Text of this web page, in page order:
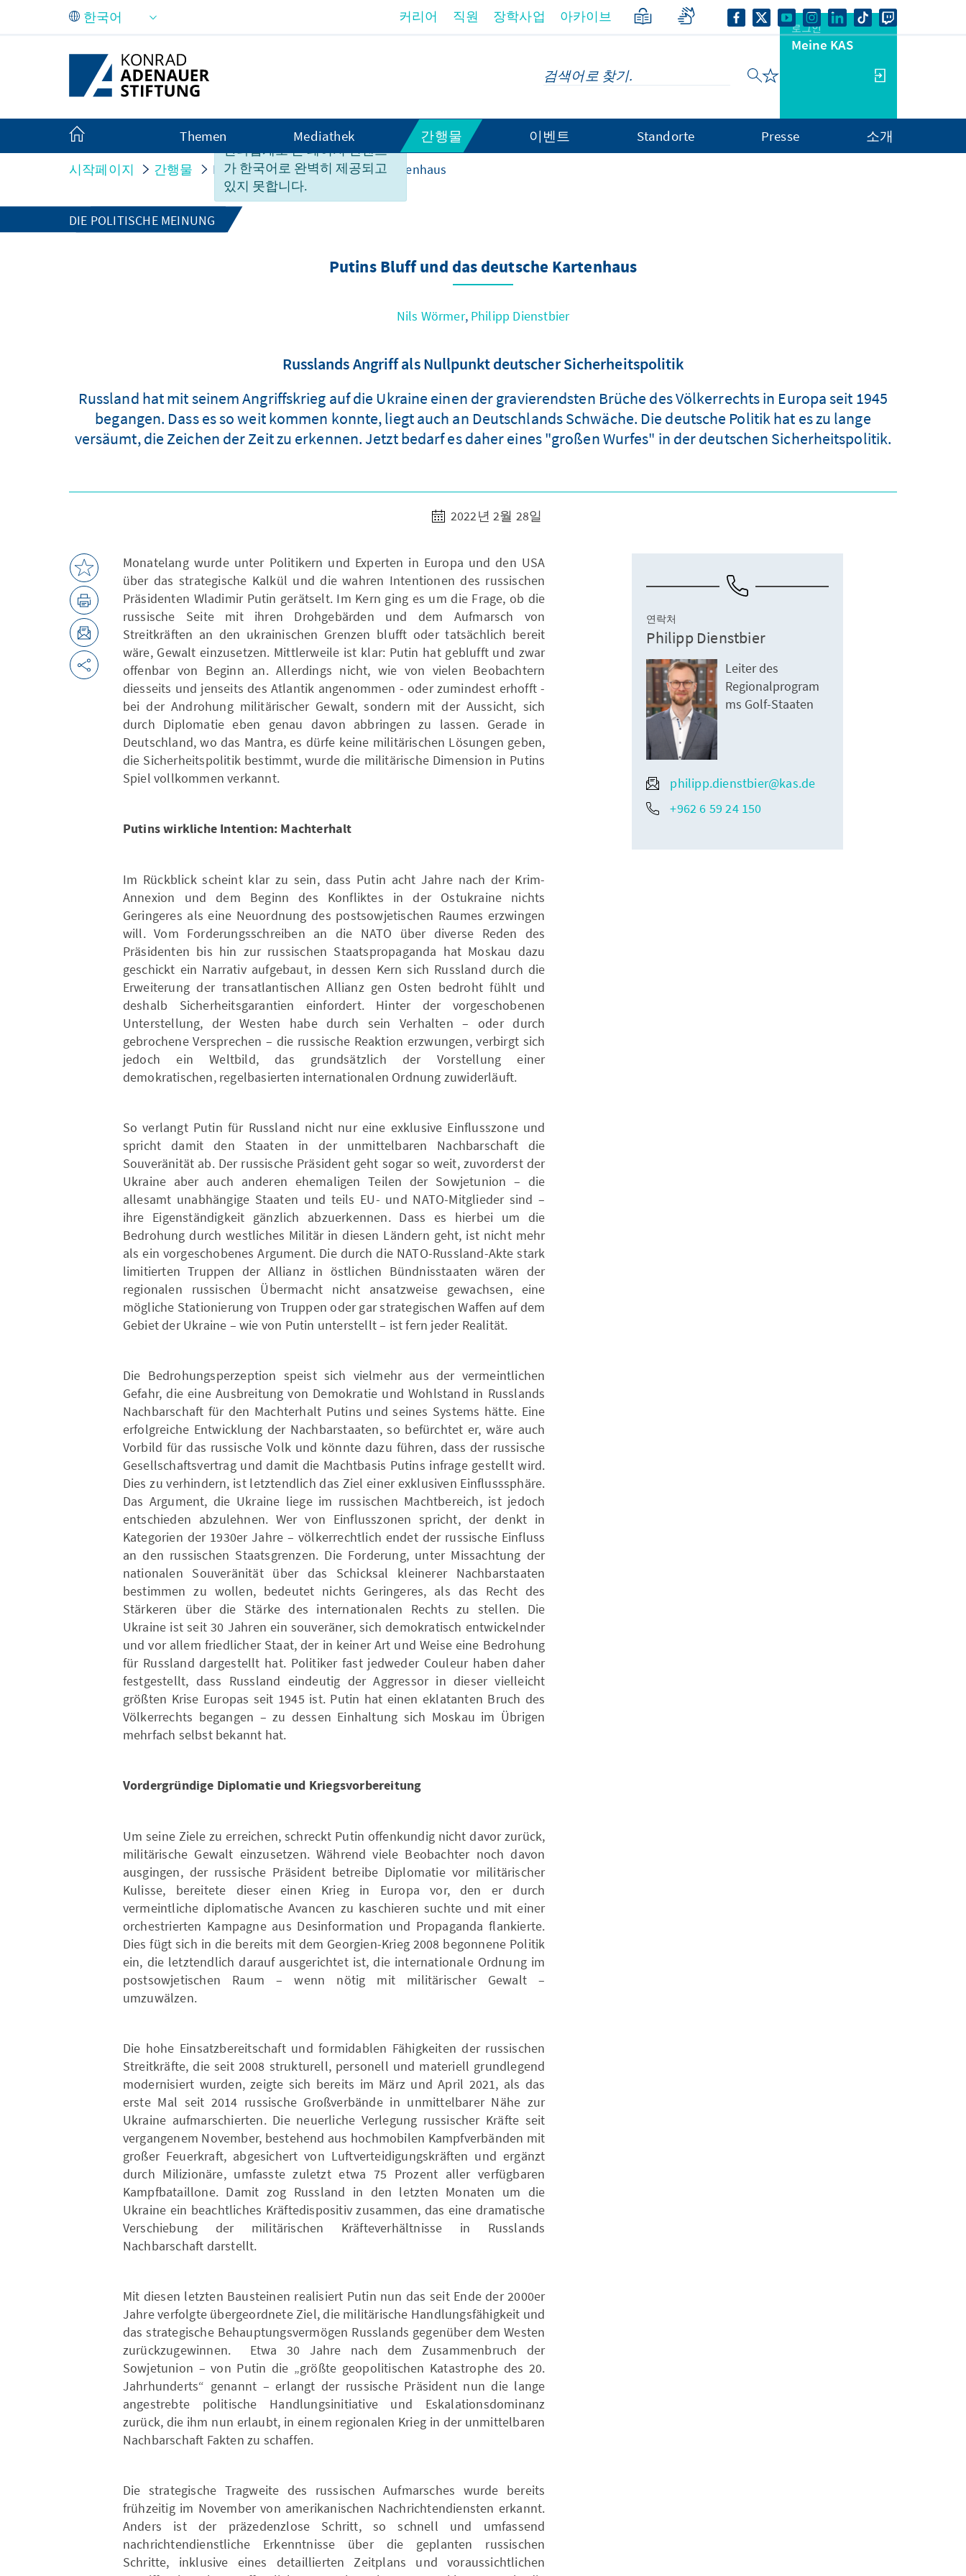
Skip to Main Content
안타깝게도 본 페이지 컨텐츠
가 한국어로 완벽히 제공되고
있지 못합니다.
커리어 직원 장학사업 아카이브
로그인
Meine KAS
Themen Mediathek 간행물 이벤트 Standorte Presse 소개
시작페이지 간행물 Putins Bluff und das deutsche Kartenhaus
DIE POLITISCHE MEINUNG
Putins Bluff und das deutsche Kartenhaus
Nils Wörmer, Philipp Dienstbier
Russlands Angriff als Nullpunkt deutscher Sicherheitspolitik
Russland hat mit seinem Angriffskrieg auf die Ukraine einen der gravierendsten Brüche des Völkerrechts in Europa seit 1945
begangen. Dass es so weit kommen konnte, liegt auch an Deutschlands Schwäche. Die deutsche Politik hat es zu lange
versäumt, die Zeichen der Zeit zu erkennen. Jetzt bedarf es daher eines "großen Wurfes" in der deutschen Sicherheitspolitik.
2022년 2월 28일
Monatelang wurde unter Politikern und Experten in Europa und den USA
über das strategische Kalkül und die wahren Intentionen des russischen
Präsidenten Wladimir Putin gerätselt. Im Kern ging es um die Frage, ob die
russische Seite mit ihren Drohgebärden und dem Aufmarsch von
Streitkräften an den ukrainischen Grenzen blufft oder tatsächlich bereit
wäre, Gewalt einzusetzen. Mittlerweile ist klar: Putin hat geblufft und zwar
offenbar von Beginn an. Allerdings nicht, wie von vielen Beobachtern
diesseits und jenseits des Atlantik angenommen - oder zumindest erhofft -
bei der Androhung militärischer Gewalt, sondern mit der Aussicht, sich
durch Diplomatie eben genau davon abbringen zu lassen. Gerade in
Deutschland, wo das Mantra, es dürfe keine militärischen Lösungen geben,
die Sicherheitspolitik bestimmt, wurde die militärische Dimension in Putins
Spiel vollkommen verkannt.
Putins wirkliche Intention: Machterhalt
Im Rückblick scheint klar zu sein, dass Putin acht Jahre nach der Krim-
Annexion und dem Beginn des Konfliktes in der Ostukraine nichts
Geringeres als eine Neuordnung des postsowjetischen Raumes erzwingen
will. Vom Forderungsschreiben an die NATO über diverse Reden des
Präsidenten bis hin zur russischen Staatspropaganda hat Moskau dazu
geschickt ein Narrativ aufgebaut, in dessen Kern sich Russland durch die
Erweiterung der transatlantischen Allianz gen Osten bedroht fühlt und
deshalb Sicherheitsgarantien einfordert. Hinter der vorgeschobenen
Unterstellung, der Westen habe durch sein Verhalten – oder durch
gebrochene Versprechen – die russische Reaktion erzwungen, verbirgt sich
jedoch ein Weltbild, das grundsätzlich der Vorstellung einer
demokratischen, regelbasierten internationalen Ordnung zuwiderläuft.
So verlangt Putin für Russland nicht nur eine exklusive Einflusszone und
spricht damit den Staaten in der unmittelbaren Nachbarschaft die
Souveränität ab. Der russische Präsident geht sogar so weit, zuvorderst der
Ukraine aber auch anderen ehemaligen Teilen der Sowjetunion – die
allesamt unabhängige Staaten und teils EU- und NATO-Mitglieder sind –
ihre Eigenständigkeit gänzlich abzuerkennen. Dass es hierbei um die
Bedrohung durch westliches Militär in diesen Ländern geht, ist nicht mehr
als ein vorgeschobenes Argument. Die durch die NATO-Russland-Akte stark
limitierten Truppen der Allianz in östlichen Bündnisstaaten wären der
regionalen russischen Übermacht nicht ansatzweise gewachsen, eine
mögliche Stationierung von Truppen oder gar strategischen Waffen auf dem
Gebiet der Ukraine – wie von Putin unterstellt – ist fern jeder Realität.
Die Bedrohungsperzeption speist sich vielmehr aus der vermeintlichen
Gefahr, die eine Ausbreitung von Demokratie und Wohlstand in Russlands
Nachbarschaft für den Machterhalt Putins und seines Systems hätte. Eine
erfolgreiche Entwicklung der Nachbarstaaten, so befürchtet er, wäre auch
Vorbild für das russische Volk und könnte dazu führen, dass der russische
Gesellschaftsvertrag und damit die Machtbasis Putins infrage gestellt wird.
Dies zu verhindern, ist letztendlich das Ziel einer exklusiven Einflusssphäre.
Das Argument, die Ukraine liege im russischen Machtbereich, ist jedoch
entschieden abzulehnen. Wer von Einflusszonen spricht, der denkt in
Kategorien der 1930er Jahre – völkerrechtlich endet der russische Einfluss
an den russischen Staatsgrenzen. Die Forderung, unter Missachtung der
nationalen Souveränität über das Schicksal kleinerer Nachbarstaaten
bestimmen zu wollen, bedeutet nichts Geringeres, als das Recht des
Stärkeren über die Stärke des internationalen Rechts zu stellen. Die
Ukraine ist seit 30 Jahren ein souveräner, sich demokratisch entwickelnder
und vor allem friedlicher Staat, der in keiner Art und Weise eine Bedrohung
für Russland dargestellt hat. Politiker fast jedweder Couleur haben daher
festgestellt, dass Russland eindeutig der Aggressor in dieser vielleicht
größten Krise Europas seit 1945 ist. Putin hat einen eklatanten Bruch des
Völkerrechts begangen – zu dessen Einhaltung sich Moskau im Übrigen
mehrfach selbst bekannt hat.
Vordergründige Diplomatie und Kriegsvorbereitung
Um seine Ziele zu erreichen, schreckt Putin offenkundig nicht davor zurück,
militärische Gewalt einzusetzen. Während viele Beobachter noch davon
ausgingen, der russische Präsident betreibe Diplomatie vor militärischer
Kulisse, bereitete dieser einen Krieg in Europa vor, den er durch
vermeintliche diplomatische Avancen zu kaschieren suchte und mit einer
orchestrierten Kampagne aus Desinformation und Propaganda flankierte.
Dies fügt sich in die bereits mit dem Georgien-Krieg 2008 begonnene Politik
ein, die letztendlich darauf ausgerichtet ist, die internationale Ordnung im
postsowjetischen Raum – wenn nötig mit militärischer Gewalt –
umzuwälzen.
Die hohe Einsatzbereitschaft und formidablen Fähigkeiten der russischen
Streitkräfte, die seit 2008 strukturell, personell und materiell grundlegend
modernisiert wurden, zeigte sich bereits im März und April 2021, als das
erste Mal seit 2014 russische Großverbände in unmittelbarer Nähe zur
Ukraine aufmarschierten. Die neuerliche Verlegung russischer Kräfte seit
vergangenem November, bestehend aus hochmobilen Kampfverbänden mit
großer Feuerkraft, abgesichert von Luftverteidigungskräften und ergänzt
durch Milizionäre, umfasste zuletzt etwa 75 Prozent aller verfügbaren
Kampfbataillone. Damit zog Russland in den letzten Monaten um die
Ukraine ein beachtliches Kräftedispositiv zusammen, das eine dramatische
Verschiebung der militärischen Kräfteverhältnisse in Russlands
Nachbarschaft darstellt.
Mit diesen letzten Bausteinen realisiert Putin nun das seit Ende der 2000er
Jahre verfolgte übergeordnete Ziel, die militärische Handlungsfähigkeit und
das strategische Behauptungsvermögen Russlands gegenüber dem Westen
zurückzugewinnen. Etwa 30 Jahre nach dem Zusammenbruch der
Sowjetunion – von Putin die „größte geopolitischen Katastrophe des 20.
Jahrhunderts“ genannt – erlangt der russische Präsident nun die lange
angestrebte politische Handlungsinitiative und Eskalationsdominanz
zurück, die ihm nun erlaubt, in einem regionalen Krieg in der unmittelbaren
Nachbarschaft Fakten zu schaffen.
Die strategische Tragweite des russischen Aufmarsches wurde bereits
frühzeitig im November von amerikanischen Nachrichtendiensten erkannt.
Anders ist der präzedenzlose Schritt, so schnell und umfassend
nachrichtendienstliche Erkenntnisse über die geplanten russischen
Schritte, inklusive eines detaillierten Zeitplans und voraussichtlichen
연락처
Philipp Dienstbier
Leiter des
Regionalprogram
ms Golf-Staaten
philipp.dienstbier@kas.de
+962 6 59 24 150